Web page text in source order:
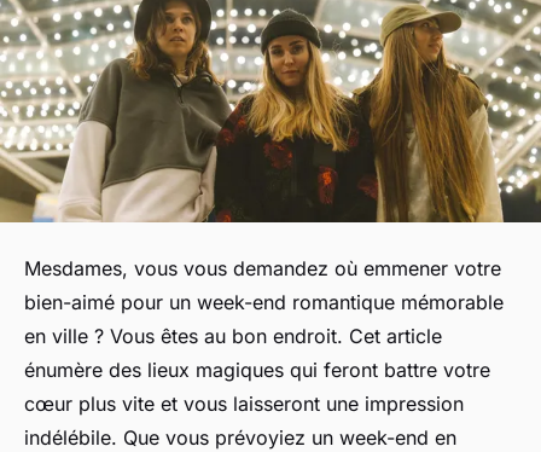
Mesdames, vous vous demandez où emmener votre
bien-aimé pour un week-end romantique mémorable
en ville ? Vous êtes au bon endroit. Cet article
énumère des lieux magiques qui feront battre votre
cœur plus vite et vous laisseront une impression
indélébile. Que vous prévoyiez un week-end en